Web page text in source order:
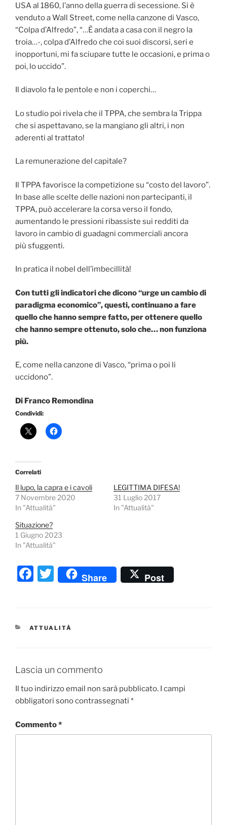
USA al 1860, l’anno della guerra di secessione. Si è
venduto a Wall Street, come nella canzone di Vasco,
“Colpa d’Alfredo”, “…È andata a casa con il negro la
troia…-, colpa d’Alfredo che coi suoi discorsi, seri e
inopportuni, mi fa sciupare tutte le occasioni, e prima o
poi, lo uccido”.
Il diavolo fa le pentole e non i coperchi…
Lo studio poi rivela che il TPPA, che sembra la Trippa
che si aspettavano, se la mangiano gli altri, i non
aderenti al trattato!
La remunerazione del capitale?
Il TPPA favorisce la competizione su “costo del lavoro”.
In base alle scelte delle nazioni non partecipanti, il
TPPA, può accelerare la corsa verso il fondo,
aumentando le pressioni ribassiste sui redditi da
lavoro in cambio di guadagni commerciali ancora
più sfuggenti.
In pratica il nobel dell’imbecillità!
Con tutti gli indicatori che dicono “urge un cambio di
paradigma economico”, questi, continuano a fare
quello che hanno sempre fatto, per ottenere quello
che hanno sempre ottenuto, solo che… non funziona
più.
E, come nella canzone di Vasco, “prima o poi li
uccidono”.
Di Franco Remondina
Condividi:
Correlati
Il lupo, la capra e i cavoli
7 Novembre 2020
In "Attualità"
LEGITTIMA DIFESA!
31 Luglio 2017
In "Attualità"
Situazione?
1 Giugno 2023
In "Attualità"
F
e
o
k
T
w
er
Share Post
CATEGORIE
ATTUALITÀ
Lascia un commento
Il tuo indirizzo email non sarà pubblicato. I campi
obbligatori sono contrassegnati *
Commento*